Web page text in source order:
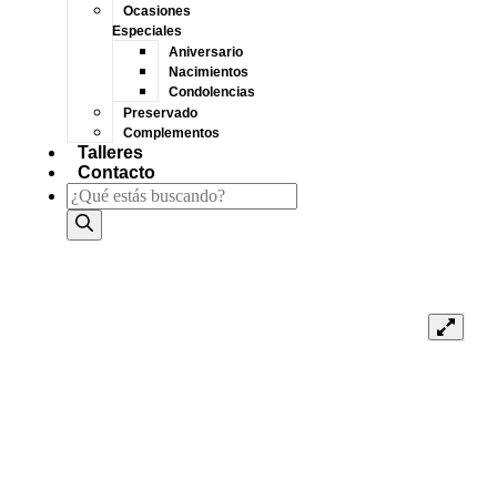
Ocasiones
Especiales
Aniversario
Nacimientos
Condolencias
Preservado
Complementos
Talleres
Contacto